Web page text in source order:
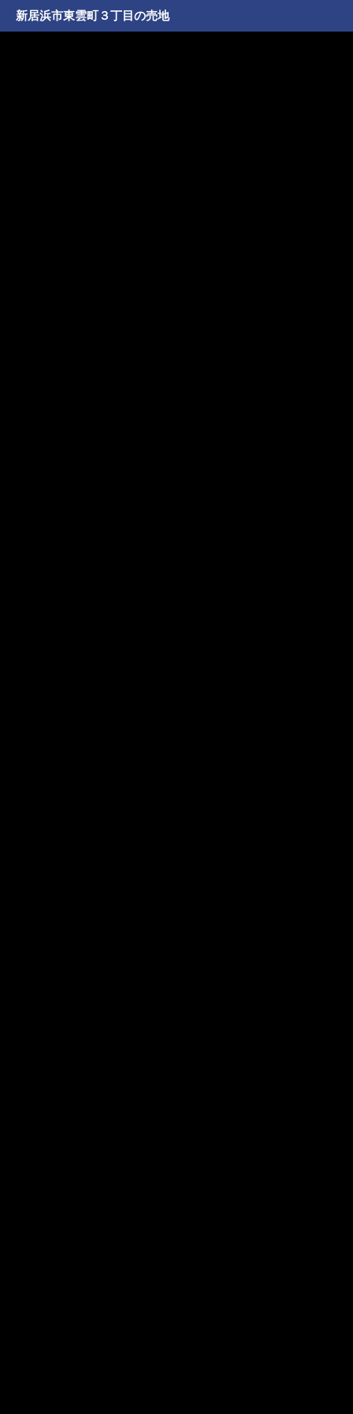
新居浜市東雲町３丁目の売地